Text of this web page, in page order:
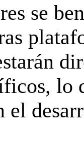
se
lo
el